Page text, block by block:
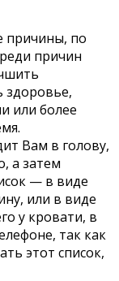
причины, по
причин
здоровье,
или более
Вам в голову,
а затем
— в виде
или в виде
у кровати, в
так как
этот список,